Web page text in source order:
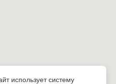
использует систему